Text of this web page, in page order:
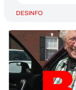
DESINFO